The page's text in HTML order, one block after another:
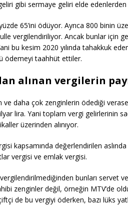
gibi sermaye geliri elde edenlerden
65’ini ödüyor. Ayrıca 800 binin
vergilendiriliyor. Ancak bunlar için
bu kesim 2020 yılında tahakkuk
ödemeyi taahhüt ettiler.
alınan vergilerin
ve daha çok zenginlerin ödediği
lira. Yani toplam vergi gelirlerinin
üzerinden alınıyor.
kapsamında değerlendirilen
vergisi ve emlak vergisi.
bunları servet
zenginler değil, örneğin MTV’de
de bu vergiyi öderken, bazı lüks